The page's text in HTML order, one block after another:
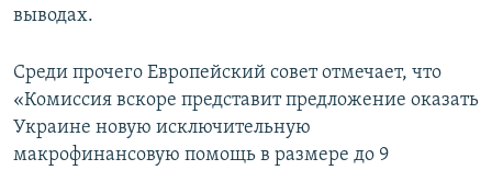
выводах.
Среди прочего Европейский совет отмечает, что
«Комиссия вскоре представит предложение оказать
Украине новую исключительную
макрофинансовую помощь в размере до 9